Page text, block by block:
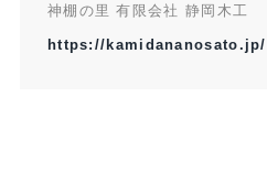
神棚の里 有限会社 静岡木工​
https://kamidananosato.jp/​